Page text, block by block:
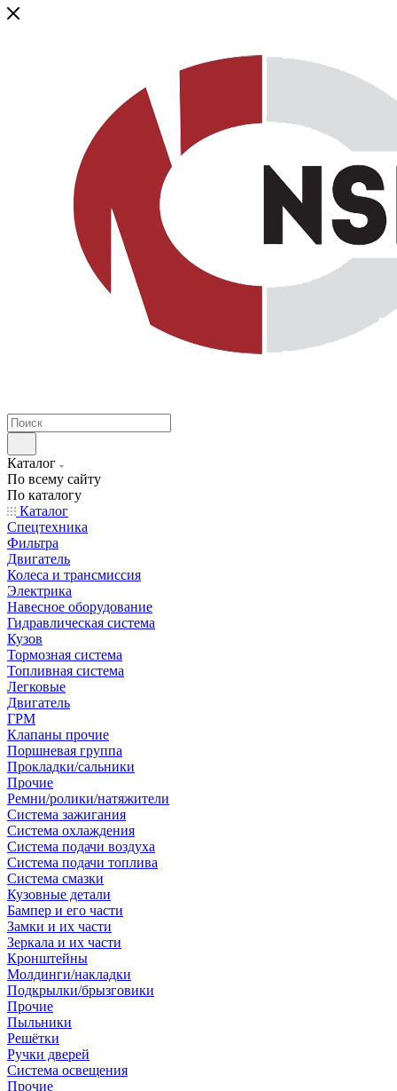
Каталог
По всему сайту
По каталогу
Каталог
Спецтехника
Фильтра
Двигатель
Колеса и трансмиссия
Электрика
Навесное оборудование
Гидравлическая система
Кузов
Тормозная система
Топливная система
Легковые
Двигатель
ГРМ
Клапаны прочие
Поршневая группа
Прокладки/сальники
Прочие
Ремни/ролики/натяжители
Система зажигания
Система охлаждения
Система подачи воздуха
Система подачи топлива
Система смазки
Кузовные детали
Бампер и его части
Замки и их части
Зеркала и их части
Кронштейны
Молдинги/накладки
Подкрылки/брызговики
Прочие
Пыльники
Решётки
Ручки дверей
Система освещения
Прочие